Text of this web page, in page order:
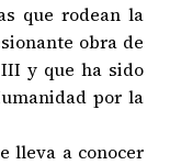
que rodean la
obra de
y que ha sido
por la
lleva a conocer